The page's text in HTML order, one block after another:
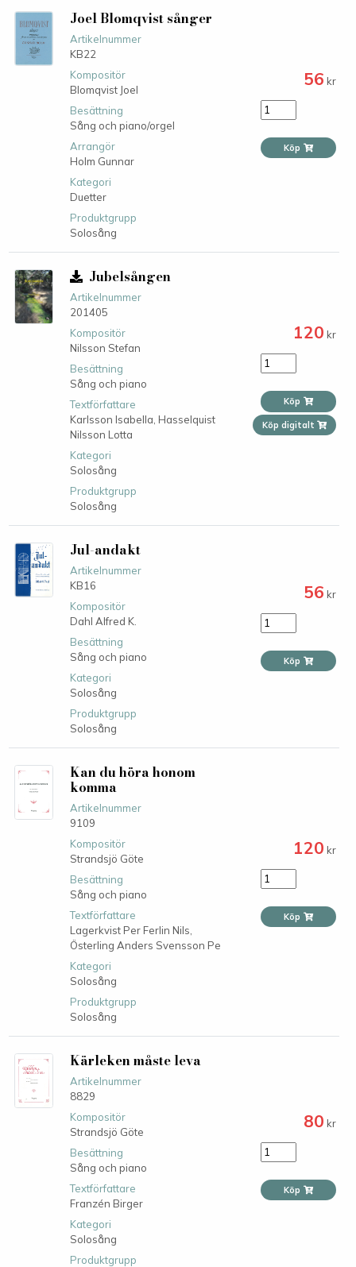
Joel Blomqvist sånger
Artikelnummer
KB22
Kompositör
Blomqvist Joel
Besättning
Sång och piano/orgel
Arrangör
Holm Gunnar
Kategori
Duetter
Produktgrupp
Solosång
56 kr
Köp
Jubelsången
Artikelnummer
201405
Kompositör
Nilsson Stefan
Besättning
Sång och piano
Textförfattare
Karlsson Isabella, Hasselquist
Nilsson Lotta
Kategori
Solosång
Produktgrupp
Solosång
120 kr
Köp
Köp digitalt
Jul-andakt
Artikelnummer
KB16
Kompositör
Dahl Alfred K.
Besättning
Sång och piano
Kategori
Solosång
Produktgrupp
Solosång
56 kr
Köp
Kan du höra honom
komma
Artikelnummer
9109
Kompositör
Strandsjö Göte
Besättning
Sång och piano
Textförfattare
Lagerkvist Per Ferlin Nils,
Österling Anders Svensson Pe
Kategori
Solosång
Produktgrupp
Solosång
120 kr
Köp
Kärleken måste leva
Artikelnummer
8829
Kompositör
Strandsjö Göte
Besättning
Sång och piano
Textförfattare
Franzén Birger
Kategori
Solosång
Produktgrupp
80 kr
Köp